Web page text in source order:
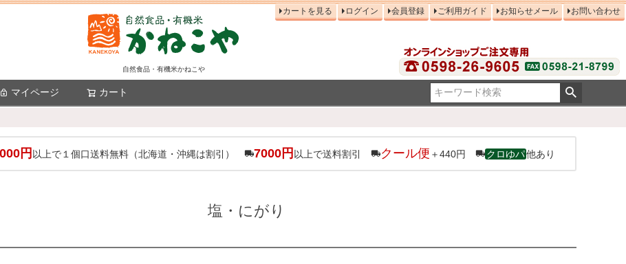
自然食品・有機米かねこや
カートを見る ログイン 会員登録 ご利用ガイド お知らせメール お問い合わせ
マイページ カート
円 以上で１個口送料無料（北海道・沖縄は割引） 7000円 以上で送料割引 クール便 ＋440円 クロゆパ他あり
塩・にがり